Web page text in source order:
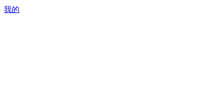
我的